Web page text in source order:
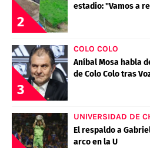
2
estadio: "Vamos a
3
COLO COLO
Aníbal Mosa habla
de Colo Colo tras
UNIVERSIDAD DE
El respaldo a
arco en la U